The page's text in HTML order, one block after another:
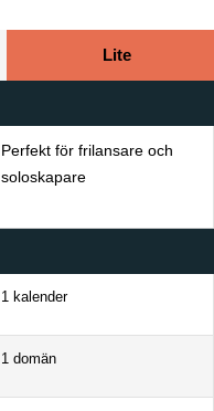
Lite
Perfekt för frilansare och
soloskapare
1 kalender
1 domän